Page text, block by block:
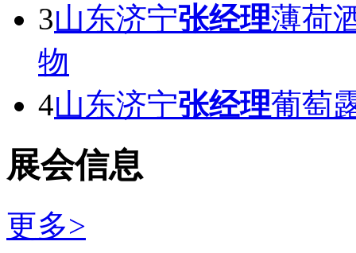
3山东济宁张经理薄荷
物
4山东济宁张经理葡萄
展会信息
更多>